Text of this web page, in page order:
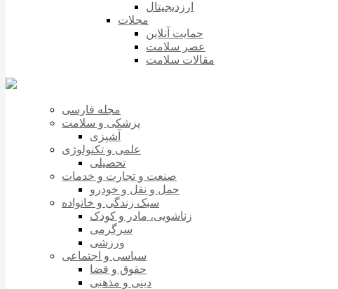
ارزدیجیتال
مجلات
حمایت آنلاین
عصر سلامت
مقالات سلامت
مجله فارسی
پزشکی و سلامت
آشپزی
علمی و تکنولوژی
تحصیلی
صنعت و تجارت و خدمات
حمل و نقل و خودرو
سبک زندگی و خانواده
زناشویی، مادر و کودک
سرگرمی
ورزشی
سیاسی و اجتماعی
حقوق و قضا
دینی و مذهبی